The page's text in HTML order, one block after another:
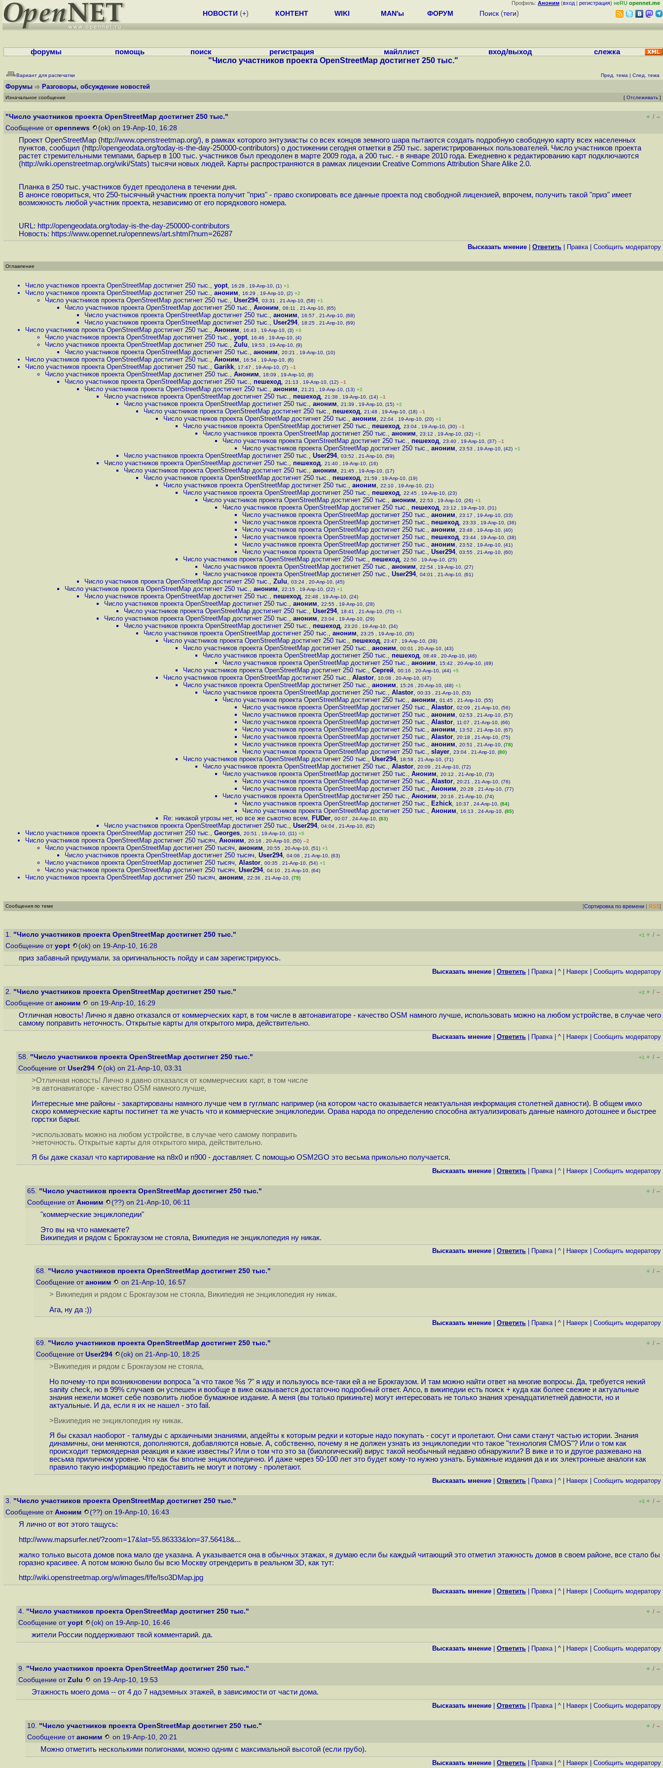
Профиль: Аноним (вход | регистрация) неRU opennet.me
НОВОСТИ (+) КОНТЕНТ WIKI MAN'ы ФОРУМ Поиск (теги)
форумы помощь поиск регистрация майллист вход/выход слежка
"Число участников проекта OpenStreetMap достигнет 250 тыс."
Вариант для распечатки Пред. тема | След. тема
Форумы Разговоры, обсуждение новостей
Изначальное сообщение [ Отслеживать ]
"Число участников проекта OpenStreetMap достигнет 250 тыс." + / –
Сообщение от opennews (ok) on 19-Апр-10, 16:28
Проект OpenStreetMap (http://www.openstreetmap.org/), в рамках которого энтузиасты со всех концов земного шара пытаются создать подробную свободную карту всех населенных
пунктов, сообщил (http://opengeodata.org/today-is-the-day-250000-contributors) о достижении сегодня отметки в 250 тыс. зарегистрированных пользователей. Число участников проекта
растет стремительными темпами, барьер в 100 тыс. участников был преодолен в марте 2009 года, а 200 тыс. - в январе 2010 года. Ежедневно к редактированию карт подключаются
(http://wiki.openstreetmap.org/wiki/Stats) тысячи новых людей. Карты распространяются в рамках лицензии Creative Commons Attribution Share Alike 2.0.
Планка в 250 тыс. участников будет преодолена в течении дня.
В анонсе говориться, что 250-тысячный участник проекта получит "приз" - право скопировать все данные проекта под свободной лицензией, впрочем, получить такой "приз" имеет
возможность любой участник проекта, независимо от его порядкового номера.
URL: http://opengeodata.org/today-is-the-day-250000-contributors
Новость: https://www.opennet.ru/opennews/art.shtml?num=26287
Высказать мнение Ответить Правка| Cообщить модератору
Оглавление
Число участников проекта OpenStreetMap достигнет 250 тыс., yopt, 16:28 , 19-Апр-10, (1) +1
Число участников проекта OpenStreetMap достигнет 250 тыс., аноним, 16:29 , 19-Апр-10, (2) +2
Число участников проекта OpenStreetMap достигнет 250 тыс., User294, 03:31 , 21-Апр-10, (58) +1
Число участников проекта OpenStreetMap достигнет 250 тыс., Аноним, 06:11 , 21-Апр-10, (65)
Число участников проекта OpenStreetMap достигнет 250 тыс., аноним, 16:57 , 21-Апр-10, (68)
Число участников проекта OpenStreetMap достигнет 250 тыс., User294, 18:25 , 21-Апр-10, (69)
Число участников проекта OpenStreetMap достигнет 250 тыс., Аноним, 16:43 , 19-Апр-10, (3) +3
Число участников проекта OpenStreetMap достигнет 250 тыс., yopt, 16:46 , 19-Апр-10, (4)
Число участников проекта OpenStreetMap достигнет 250 тыс., Zulu, 19:53 , 19-Апр-10, (9)
Число участников проекта OpenStreetMap достигнет 250 тыс., аноним, 20:21 , 19-Апр-10, (10)
Число участников проекта OpenStreetMap достигнет 250 тыс., Аноним, 16:54 , 19-Апр-10, (6)
Число участников проекта OpenStreetMap достигнет 250 тыс., Garikk, 17:47 , 19-Апр-10, (7) –1
Число участников проекта OpenStreetMap достигнет 250 тыс., Аноним, 18:09 , 19-Апр-10, (8)
Число участников проекта OpenStreetMap достигнет 250 тыс., пешеход, 21:13 , 19-Апр-10, (12) –1
Число участников проекта OpenStreetMap достигнет 250 тыс., аноним, 21:21 , 19-Апр-10, (13) +2
Число участников проекта OpenStreetMap достигнет 250 тыс., пешеход, 21:38 , 19-Апр-10, (14) –1
Число участников проекта OpenStreetMap достигнет 250 тыс., аноним, 21:39 , 19-Апр-10, (15) +2
Число участников проекта OpenStreetMap достигнет 250 тыс., пешеход, 21:48 , 19-Апр-10, (18) –1
Число участников проекта OpenStreetMap достигнет 250 тыс., аноним, 22:04 , 19-Апр-10, (20) +1
Число участников проекта OpenStreetMap достигнет 250 тыс., пешеход, 23:04 , 19-Апр-10, (30) –1
Число участников проекта OpenStreetMap достигнет 250 тыс., аноним, 23:12 , 19-Апр-10, (32) +1
Число участников проекта OpenStreetMap достигнет 250 тыс., пешеход, 23:40 , 19-Апр-10, (37) –1
Число участников проекта OpenStreetMap достигнет 250 тыс., аноним, 23:53 , 19-Апр-10, (42) +1
Число участников проекта OpenStreetMap достигнет 250 тыс., User294, 03:52 , 21-Апр-10, (59)
Число участников проекта OpenStreetMap достигнет 250 тыс., пешеход, 21:40 , 19-Апр-10, (16)
Число участников проекта OpenStreetMap достигнет 250 тыс., аноним, 21:45 , 19-Апр-10, (17)
Число участников проекта OpenStreetMap достигнет 250 тыс., пешеход, 21:59 , 19-Апр-10, (19)
Число участников проекта OpenStreetMap достигнет 250 тыс., аноним, 22:10 , 19-Апр-10, (21)
Число участников проекта OpenStreetMap достигнет 250 тыс., пешеход, 22:45 , 19-Апр-10, (23)
Число участников проекта OpenStreetMap достигнет 250 тыс., аноним, 22:53 , 19-Апр-10, (26) +1
Число участников проекта OpenStreetMap достигнет 250 тыс., пешеход, 23:12 , 19-Апр-10, (31)
Число участников проекта OpenStreetMap достигнет 250 тыс., аноним, 23:17 , 19-Апр-10, (33)
Число участников проекта OpenStreetMap достигнет 250 тыс., пешеход, 23:33 , 19-Апр-10, (36)
Число участников проекта OpenStreetMap достигнет 250 тыс., аноним, 23:48 , 19-Апр-10, (40)
Число участников проекта OpenStreetMap достигнет 250 тыс., пешеход, 23:44 , 19-Апр-10, (38)
Число участников проекта OpenStreetMap достигнет 250 тыс., аноним, 23:52 , 19-Апр-10, (41)
Число участников проекта OpenStreetMap достигнет 250 тыс., User294, 03:55 , 21-Апр-10, (60)
Число участников проекта OpenStreetMap достигнет 250 тыс., пешеход, 22:50 , 19-Апр-10, (25)
Число участников проекта OpenStreetMap достигнет 250 тыс., аноним, 22:54 , 19-Апр-10, (27)
Число участников проекта OpenStreetMap достигнет 250 тыс., User294, 04:01 , 21-Апр-10, (61)
Число участников проекта OpenStreetMap достигнет 250 тыс., Zulu, 03:24 , 20-Апр-10, (45)
Число участников проекта OpenStreetMap достигнет 250 тыс., аноним, 22:15 , 19-Апр-10, (22) +1
Число участников проекта OpenStreetMap достигнет 250 тыс., пешеход, 22:48 , 19-Апр-10, (24)
Число участников проекта OpenStreetMap достигнет 250 тыс., аноним, 22:55 , 19-Апр-10, (28)
Число участников проекта OpenStreetMap достигнет 250 тыс., User294, 18:41 , 21-Апр-10, (70) +1
Число участников проекта OpenStreetMap достигнет 250 тыс., аноним, 23:04 , 19-Апр-10, (29)
Число участников проекта OpenStreetMap достигнет 250 тыс., пешеход, 23:20 , 19-Апр-10, (34)
Число участников проекта OpenStreetMap достигнет 250 тыс., аноним, 23:25 , 19-Апр-10, (35)
Число участников проекта OpenStreetMap достигнет 250 тыс., пешеход, 23:47 , 19-Апр-10, (39)
Число участников проекта OpenStreetMap достигнет 250 тыс., аноним, 00:01 , 20-Апр-10, (43)
Число участников проекта OpenStreetMap достигнет 250 тыс., пешеход, 08:49 , 20-Апр-10, (46)
Число участников проекта OpenStreetMap достигнет 250 тыс., аноним, 15:42 , 20-Апр-10, (49)
Число участников проекта OpenStreetMap достигнет 250 тыс., Сергей, 00:16 , 20-Апр-10, (44) +5
Число участников проекта OpenStreetMap достигнет 250 тыс., Alastor, 10:08 , 20-Апр-10, (47)
Число участников проекта OpenStreetMap достигнет 250 тыс., аноним, 15:26 , 20-Апр-10, (48) +1
Число участников проекта OpenStreetMap достигнет 250 тыс., Alastor, 00:33 , 21-Апр-10, (53)
Число участников проекта OpenStreetMap достигнет 250 тыс., аноним, 01:45 , 21-Апр-10, (55)
Число участников проекта OpenStreetMap достигнет 250 тыс., Alastor, 02:09 , 21-Апр-10, (56)
Число участников проекта OpenStreetMap достигнет 250 тыс., аноним, 02:53 , 21-Апр-10, (57)
Число участников проекта OpenStreetMap достигнет 250 тыс., Alastor, 11:07 , 21-Апр-10, (66)
Число участников проекта OpenStreetMap достигнет 250 тыс., аноним, 13:52 , 21-Апр-10, (67)
Число участников проекта OpenStreetMap достигнет 250 тыс., Alastor, 20:18 , 21-Апр-10, (75)
Число участников проекта OpenStreetMap достигнет 250 тыс., аноним, 20:51 , 21-Апр-10, (78)
Число участников проекта OpenStreetMap достигнет 250 тыс., slayer, 23:04 , 21-Апр-10, (80)
Число участников проекта OpenStreetMap достигнет 250 тыс., User294, 18:58 , 21-Апр-10, (71)
Число участников проекта OpenStreetMap достигнет 250 тыс., Alastor, 20:09 , 21-Апр-10, (72)
Число участников проекта OpenStreetMap достигнет 250 тыс., Аноним, 20:12 , 21-Апр-10, (73)
Число участников проекта OpenStreetMap достигнет 250 тыс., Alastor, 20:21 , 21-Апр-10, (76)
Число участников проекта OpenStreetMap достигнет 250 тыс., Аноним, 20:28 , 21-Апр-10, (77)
Число участников проекта OpenStreetMap достигнет 250 тыс., Аноним, 20:16 , 21-Апр-10, (74)
Число участников проекта OpenStreetMap достигнет 250 тыс., Ezhick, 10:37 , 24-Апр-10, (84)
Число участников проекта OpenStreetMap достигнет 250 тыс., Аноним, 16:13 , 24-Апр-10, (85)
Re: никакой угрозы нет, но все же сыкотно всем, FUDer, 00:07 , 24-Апр-10, (83)
Число участников проекта OpenStreetMap достигнет 250 тыс., User294, 04:04 , 21-Апр-10, (62)
Число участников проекта OpenStreetMap достигнет 250 тыс., Georges, 20:51 , 19-Апр-10, (11) +5
Число участников проекта OpenStreetMap достигнет 250 тысяч, Аноним, 20:16 , 20-Апр-10, (50) –2
Число участников проекта OpenStreetMap достигнет 250 тысяч, аноним, 20:55 , 20-Апр-10, (51) +1
Число участников проекта OpenStreetMap достигнет 250 тысяч, User294, 04:06 , 21-Апр-10, (63)
Число участников проекта OpenStreetMap достигнет 250 тысяч, Alastor, 00:35 , 21-Апр-10, (54) +1
Число участников проекта OpenStreetMap достигнет 250 тысяч, User294, 04:10 , 21-Апр-10, (64)
Число участников проекта OpenStreetMap достигнет 250 тысяч, аноним, 22:36 , 21-Апр-10, (79)
Сообщения по теме [Сортировка по времени | RSS]
1. "Число участников проекта OpenStreetMap достигнет 250 тыс." +1 + / –
Сообщение от yopt (ok) on 19-Апр-10, 16:28
приз забавный придумали. за оригинальность пойду и сам зарегистрируюсь.
Высказать мнение Ответить Правка| ^ Наверх Cообщить модератору
2. "Число участников проекта OpenStreetMap достигнет 250 тыс." +2 + / –
Сообщение от аноним on 19-Апр-10, 16:29
Отличная новость! Лично я давно отказался от коммерческих карт, в том числе в автонавигаторе - качество OSM намного лучше, использовать можно на любом устройстве, в случае чего
самому поправить неточность. Открытые карты для открытого мира, действительно.
Высказать мнение Ответить Правка| ^ Наверх Cообщить модератору
58. "Число участников проекта OpenStreetMap достигнет 250 тыс." +1 + / –
Сообщение от User294 (ok) on 21-Апр-10, 03:31
>Отличная новость! Лично я давно отказался от коммерческих карт, в том числе
>в автонавигаторе - качество OSM намного лучше,
Интересные мне районы - закартированы намного лучше чем в гуглмапс например (на котором часто оказывается неактуальная информация столетней давности). В общем имхо
скоро коммерческие карты постигнет та же участь что и коммерческие энциклопедии. Орава народа по определению способна актуализировать данные намного дотошнее и быстрее
горстки барыг.
>использовать можно на любом устройстве, в случае чего самому поправить
>неточность. Открытые карты для открытого мира, действительно.
Я бы даже сказал что картирование на n8x0 и n900 - доставляет. С помощью OSM2GO это весьма прикольно получается.
Высказать мнение Ответить Правка| ^ Наверх Cообщить модератору
65. "Число участников проекта OpenStreetMap достигнет 250 тыс." + / –
Сообщение от Аноним (??) on 21-Апр-10, 06:11
"коммерческие энциклопедии"
Это вы на что намекаете?
Википедия и рядом с Брокгаузом не стояла, Википедия не энциклопедия ну никак.
Высказать мнение Ответить Правка| ^ Наверх Cообщить модератору
68. "Число участников проекта OpenStreetMap достигнет 250 тыс." + / –
Сообщение от аноним on 21-Апр-10, 16:57
> Википедия и рядом с Брокгаузом не стояла, Википедия не энциклопедия ну никак.
Ага, ну да :))
Высказать мнение Ответить Правка| ^ Наверх Cообщить модератору
69. "Число участников проекта OpenStreetMap достигнет 250 тыс." + / –
Сообщение от User294 (ok) on 21-Апр-10, 18:25
>Википедия и рядом с Брокгаузом не стояла,
Но почему-то при возникновении вопроса "а что такое %s ?" я иду и пользуюсь все-таки ей а не Брокгаузом. И там можно найти ответ на многие вопросы. Да, требуется некий
sanity check, но в 99% случаев он успешен и вообще в вике оказывается достаточно подробный ответ. Алсо, в википедии есть поиск + куда как более свежие и актуальные
знания нежели может себе позволить любое бумажное издание. А меня (вы только прикиньте) могут интересовать не только знания хренадцатилетней давности, но и
актуальные. И да, если я их не нашел - это fail.
>Википедия не энциклопедия ну никак.
Я бы сказал наоборот - талмуды с архаичными знаниями, апдейты к которым редки и которые надо покупать - сосут и пролетают. Они сами станут частью истории. Знания
динамичны, они меняются, дополняются, добавляются новые. А, собственно, почему я не должен узнать из энциклопедии что такое "технология CMOS"? Или о том как
происходит термоядерная реакция и какие известны? Или о том что это за (биологический) вирус такой необычный недавно обнаружили? В вике и то и другое разжевано на
весьма приличном уровне. Что как бы вполне энциклопедично. И даже через 50-100 лет это будет кому-то нужно узнать. Бумажные издания да и их электронные аналоги как
правило такую информацию предоставить не могут и потому - пролетают.
Высказать мнение Ответить Правка| ^ Наверх Cообщить модератору
3. "Число участников проекта OpenStreetMap достигнет 250 тыс." +3 + / –
Сообщение от Аноним (??) on 19-Апр-10, 16:43
Я лично от вот этого тащусь:
http://www.mapsurfer.net/?zoom=17&lat=55.86333&lon=37.56418&...
жалко только высота домов пока мало где указана. А указывается она в обычных этажах, я думаю если бы каждый читающий это отметил этажность домов в своем районе, все стало бы
горазно красивее. А потом можно было бы всю Москву отрендерить в реальном 3D, как тут:
http://wiki.openstreetmap.org/w/images/f/fe/Iso3DMap.jpg
Высказать мнение Ответить Правка| ^ Наверх Cообщить модератору
4. "Число участников проекта OpenStreetMap достигнет 250 тыс." + / –
Сообщение от yopt (ok) on 19-Апр-10, 16:46
жители России поддерживают твой комментарий. да.
Высказать мнение Ответить Правка| ^ Наверх Cообщить модератору
9. "Число участников проекта OpenStreetMap достигнет 250 тыс." + / –
Сообщение от Zulu on 19-Апр-10, 19:53
Этажность моего дома -- от 4 до 7 надземных этажей, в зависимости от части дома.
Высказать мнение Ответить Правка| ^ Наверх Cообщить модератору
10. "Число участников проекта OpenStreetMap достигнет 250 тыс." + / –
Сообщение от аноним on 19-Апр-10, 20:21
Можно отметить несколькими полигонами, можно одним с максимальной высотой (если грубо).
Высказать мнение Ответить Правка| ^ Наверх Cообщить модератору